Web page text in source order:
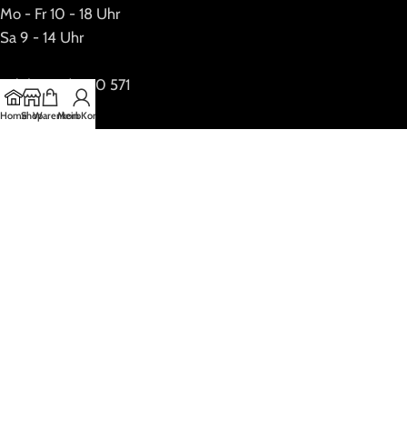
Mo - Fr 10 - 18 Uhr
Sa 9 - 14 Uhr
Tel. (05173) 690 571
Online Shop
HomeShopWarenkorb
Mein Konto